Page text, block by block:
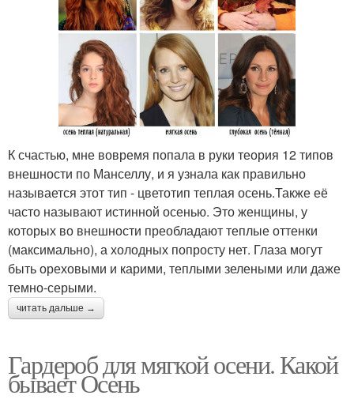
К счастью, мне вовремя попала в руки теория 12 типов
внешности по Манселлу, и я узнала как правильно
называется этот тип - цветотип теплая осень.Также её
часто называют истинной осенью. Это женщины, у
которых во внешности преобладают теплые оттенки
(максимально), а холодных попросту нет. Глаза могут
быть ореховыми и карими, теплыми зелеными или даже
темно-серыми.
читать дальше →
Гардероб для мягкой осени. Какой
бывает Осень